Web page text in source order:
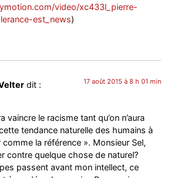
video/xc433l_pierre-
est_news)
dit : 17 août 2015 à 8 h 01 min
vaincre le racisme tant qu’on n’aura
tendance naturelle des humains à
la référence ». Monsieur Sel,
contre quelque chose de naturel?
passent avant mon intellect, ce